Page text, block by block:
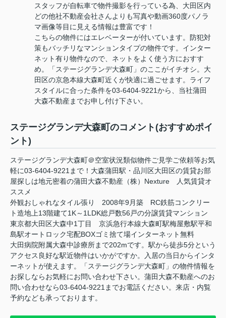
スタッフが自転車で物件撮影を行っている為、大田区内
どの他社不動産会社さんよりも写真や動画360度パノラ
マ画像等目に見える情報は豊富です！
こちらの物件にはエレベーターが付いています。防犯対
策もバッチリなマンションタイプの物件です。インター
ネット有り物件なので、ネットをよく使う方におすす
め。「ステージグランデ大森町」のここがイチオシ。大
田区の京急本線大森町近くが快適に過ごせます。ライフ
スタイルに合った条件を03-6404-9221から、当社蒲田
大森不動産までお申し付け下さい。
ステージグランデ大森町のコメント(おすすめポイ
ント)
ステージグランデ大森町＠空室状況類似物件ご見学ご依頼等お気
軽に03-6404-9221まで！大森蒲田駅・品川区大田区の賃貸お部
屋探しは地元密着の蒲田大森不動産（株）Nexture 人気賃貸オ
ススメ
外観おしゃれなタイル張り 2008年9月築 RC鉄筋コンクリー
ト造地上13階建て1K～1LDK総戸数56戸の分譲賃貸マンション
東京都大田区大森中1丁目 京浜急行本線大森町駅梅屋敷駅平和
島駅オートロック宅配BOXゴミ捨て場インターネット無料
大田病院附属大森中診療所まで202mです。駅から徒歩5分という
アクセス良好な駅近物件はいかがですか。入居の当日からインタ
ーネットが使えます。「ステージグランデ大森町」の物件情報を
お探しならお気軽にお問い合わせ下さい。蒲田大森不動産へのお
問い合わせなら03-6404-9221までお電話ください。来店・内覧
予約なども承っております。